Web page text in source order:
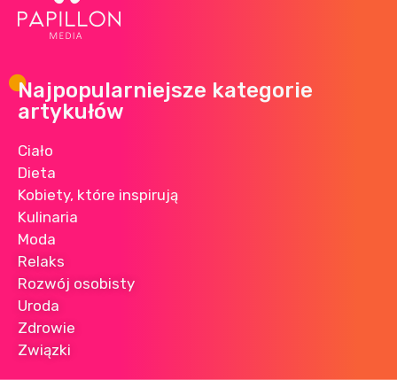
Najpopularniejsze kategorie
artykułów
Ciało
Dieta
Kobiety, które inspirują
Kulinaria
Moda
Relaks
Rozwój osobisty
Uroda
Zdrowie
Związki